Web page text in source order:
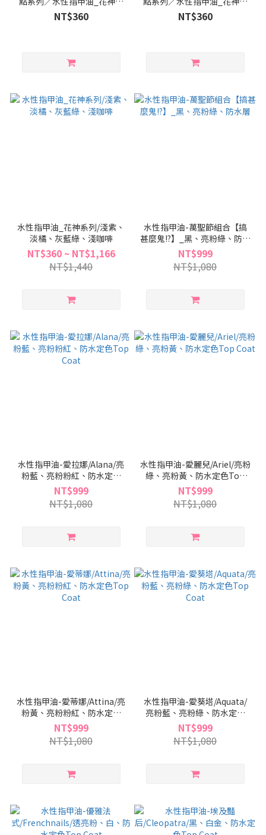
列
NT$360
列
NT$360
水性指甲油_花神系列/淺紫、
淡橘、灰藍綠、淺咖啡
NT$360 ~ NT$1,166
NT$1,440
水性指甲油-萬聖節組合【搞
甚麼鬼!?】_黑、亮粉綠、防水
層
NT$999
NT$1,080
水性指甲油-愛拉娜/Alana/亮
粉藍、亮粉粉紅、防水定色
Top Coat
NT$999
NT$1,080
水性指甲油-愛麗兒/Ariel/亮粉
綠、亮粉黃、防水定色Top
Coat
NT$999
NT$1,080
水性指甲油-愛蒂娜/Attina/亮
粉黃、亮粉粉紅、防水定色
Top Coat
NT$999
NT$1,080
水性指甲油-愛葵塔/Aquata/
亮粉藍、亮粉綠、防水定色
Top Coat
NT$999
NT$1,080